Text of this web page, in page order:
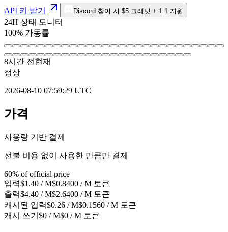
API 키 받기 Discord 참여 시 $5 크레딧 + 1:1 지원
24H 상태 모니터
100% 가동률
8시간 전 현재
정상
2026-08-10 07:59:29 UTC
가격
사용량 기반 결제
선불 비용 없이 사용한 만큼만 결제
60% of official price
입력$1.40 / M$0.8400 / M 토큰
출력$4.40 / M$2.6400 / M 토큰
캐시된 입력$0.26 / M$0.1560 / M 토큰
캐시 쓰기 $0 / M$0 / M 토큰